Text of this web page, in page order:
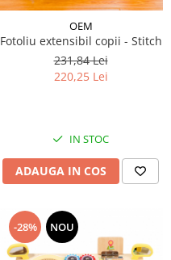
OEM
Fotoliu extensibil copii - Stitch
231,84 Lei
220,25 Lei
IN STOC
ADAUGA IN COS
-28% NOU